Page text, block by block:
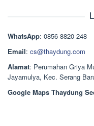
WhatsApp: 0856 8820 248
Email: cs@thaydung.com
Alamat: Perumahan Griya
Jayamulya, Kec. Serang
Google Maps Thaydung